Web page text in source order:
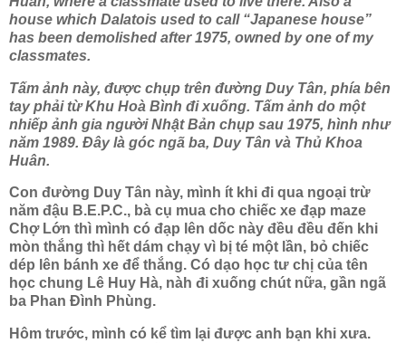
house which Dalatois used to call “Japanese house”
has been demolished after 1975, owned by one of my
classmates.
Tấm ảnh này, được chụp trên đường Duy Tân, phía bên
tay phải từ Khu Hoà Bình đi xuống. Tấm ảnh do một
nhiếp ảnh gia người Nhật Bản chụp sau 1975, hình như
năm 1989. Đây là góc ngã ba, Duy Tân và Thủ Khoa
Huân.
Con đường Duy Tân này, mình ít khi đi qua ngoại trừ
năm đậu B.E.P.C., bà cụ mua cho chiếc xe đạp maze
Chợ Lớn thì mình có đạp lên dốc này đều đều đến khi
mòn thắng thì hết dám chạy vì bị té một lần, bỏ chiếc
dép lên bánh xe để thắng. Có dạo học tư chị của tên
học chung Lê Huy Hà, nàh đi xuống chút nữa, gần ngã
ba Phan Đình Phùng.
Hôm trước, mình có kể tìm lại được anh bạn khi xưa.